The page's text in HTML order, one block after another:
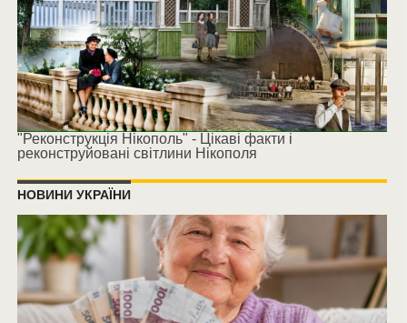
"Реконструкція Нікополь" - Цікаві факти і
реконструйовані світлини Нікополя
НОВИНИ УКРАЇНИ